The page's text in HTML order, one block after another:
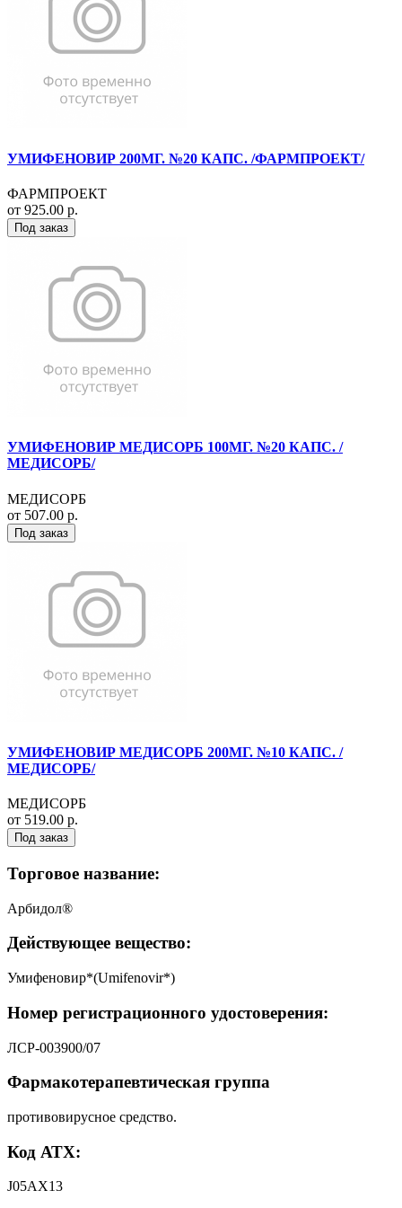
УМИФЕНОВИР 200МГ. №20 КАПС. /ФАРМПРОЕКТ/
ФАРМПРОЕКТ
от 925.00 р.
Под заказ
УМИФЕНОВИР МЕДИСОРБ 100МГ. №20 КАПС. /
МЕДИСОРБ/
МЕДИСОРБ
от 507.00 р.
Под заказ
УМИФЕНОВИР МЕДИСОРБ 200МГ. №10 КАПС. /
МЕДИСОРБ/
МЕДИСОРБ
от 519.00 р.
Под заказ
Торговое название:
Арбидол®
Действующее вещество:
Умифеновир*(Umifenovir*)
Номер регистрационного удостоверения:
ЛСР-003900/07
Фармакотерапевтическая группа
противовирусное средство.
Код АТХ:
J05AX13